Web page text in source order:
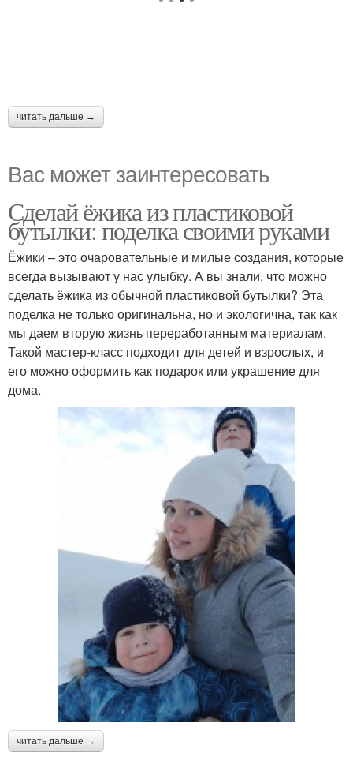
читать дальше →
Вас может заинтересовать
Сделай ёжика из пластиковой
бутылки: поделка своими руками
Ёжики – это очаровательные и милые создания, которые
всегда вызывают у нас улыбку. А вы знали, что можно
сделать ёжика из обычной пластиковой бутылки? Эта
поделка не только оригинальна, но и экологична, так как
мы даем вторую жизнь переработанным материалам.
Такой мастер-класс подходит для детей и взрослых, и
его можно оформить как подарок или украшение для
дома.
читать дальше →